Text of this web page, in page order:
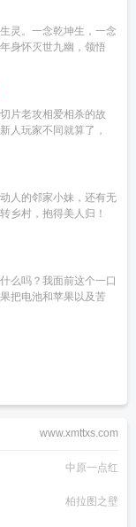
灵。一念乾坤生，一念
身怀灭世九幽，领悟
片老攻相爱相杀的故
人玩家不同就算了，
人的邻家小妹，还有无
乡村，抱得美人归！
么吗？我面前这个一口
把电池和苹果以及苦
www.xmttxs.com
中原一点红
柏拉图之壁